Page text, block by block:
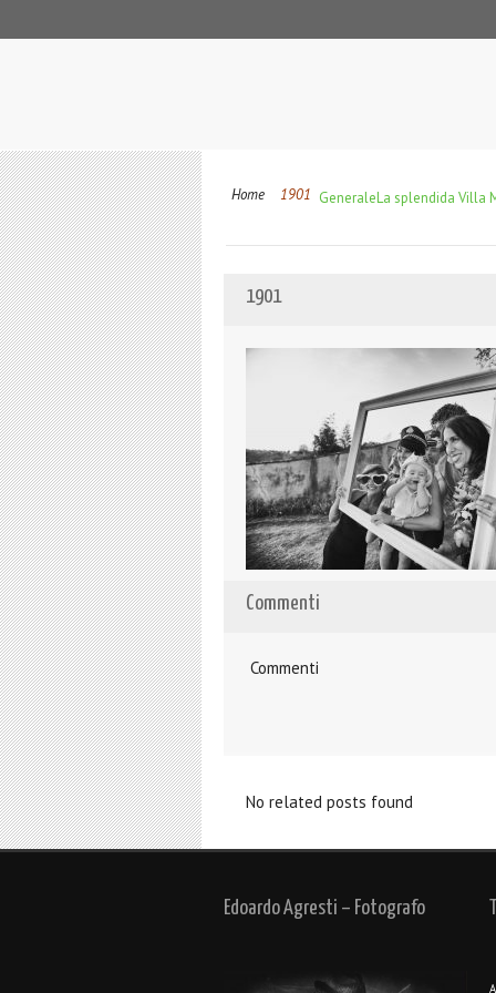
Home GeneraleLa splendida Villa
1901
1901
Commenti
Commenti
No related posts found
Edoardo Agresti – Fotografo